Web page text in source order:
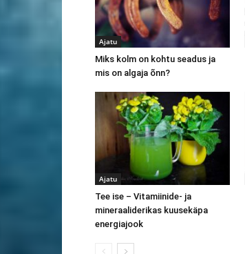
Ajatu
Miks kolm on kohtu seadus ja
mis on algaja õnn?
Ajatu
Tee ise – Vitamiinide- ja
mineraaliderikas kuusekäpa
energiajook